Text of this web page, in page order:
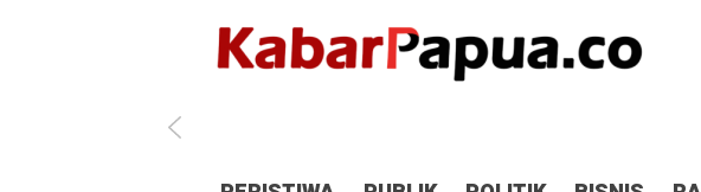
Antisipasi 1 Desember, TNI Polri Patroli 2×24 jam di Kota